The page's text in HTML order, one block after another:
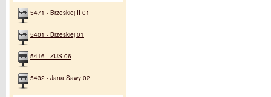
5471 - Brzeskiej II 01
5401 - Brzeskiej 01
5416 - ZUS 06
5432 - Jana Sawy 02